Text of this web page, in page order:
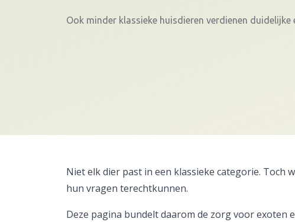
Ook minder klassieke huisdieren verdienen
Niet elk dier past in een klassieke categorie. Toch
hun vragen terechtkunnen.
Deze pagina bundelt daarom de zorg voor exoten